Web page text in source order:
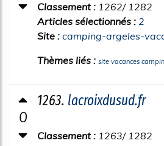
Classement : 1262/ 1282
Articles sélectionnés : 2
Site : camping-argeles-
Thèmes liés : site vacances
0
1263. lacroixdusud.fr
Classement : 1263/ 1282